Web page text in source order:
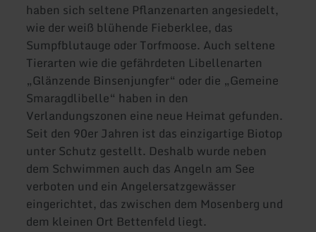
haben sich seltene Pflanzenarten angesiedelt,
wie der weiß blühende Fieberklee, das
Sumpfblutauge oder Torfmoose. Auch seltene
Tierarten wie die gefährdeten Libellenarten
„Glänzende Binsenjungfer“ oder die „Gemeine
Smaragdlibelle“ haben in den
Verlandungszonen eine neue Heimat gefunden.
Seit den 90er Jahren ist das einzigartige Biotop
unter Schutz gestellt. Deshalb wurde neben
dem Schwimmen auch das Angeln am See
verboten und ein Angelersatzgewässer
eingerichtet, das zwischen dem Mosenberg und
dem kleinen Ort Bettenfeld liegt.